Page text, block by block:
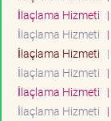
İlaçlama Hizmeti |
İlaçlama Hizmeti |
İlaçlama Hizmeti |
İlaçlama Hizmeti |
İlaçlama Hizmeti |
İlaçlama Hizmeti |